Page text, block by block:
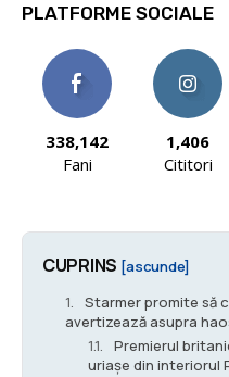
PLATFORME SOCIALE
338,142
Fani
1,406
Cititori
CUPRINS [ascunde]
Starmer promite să
avertizează asupra
Premierul
uriașe din interiorul